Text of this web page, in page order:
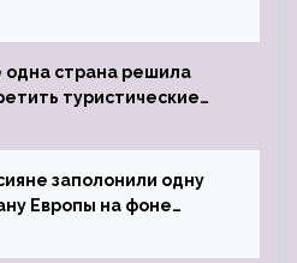
одна страна решила
туристические
заполонили одну
Европы на фоне